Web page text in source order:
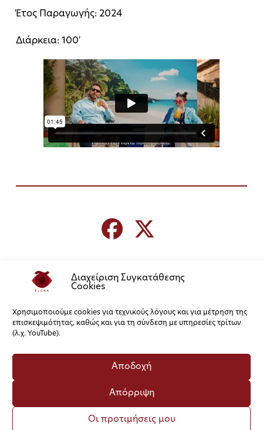
Διαχείριση Συγκατάθεσης
Cookies
Χρησιμοποιούμε cookies για τεχνικούς λόγους και για μέτρηση της
επισκεψιμότητας, καθώς και για τη σύνδεση με υπηρεσίες τρίτων
(λ.χ. YouTube).
Αποδοχή
Απόρριψη
Οι προτιμήσεις μου
Έτος Παραγωγής: 2024
Διάρκεια: 100′